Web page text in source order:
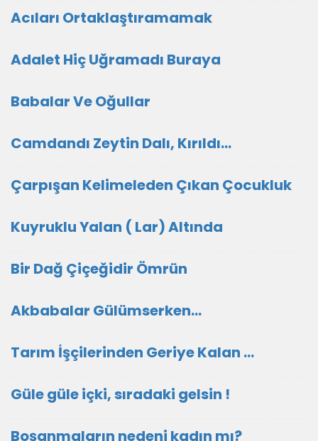
Acıları Ortaklaştıramamak
Adalet Hiç Uğramadı Buraya
Babalar Ve Oğullar
Camdandı Zeytin Dalı, Kırıldı…
Çarpışan Kelimeleden Çıkan Çocukluk
Kuyruklu Yalan ( Lar) Altında
Bir Dağ Çiçeğidir Ömrün
Akbabalar Gülümserken…
Tarım İşçilerinden Geriye Kalan …
Güle güle içki, sıradaki gelsin !
Boşanmaların nedeni kadın mı?